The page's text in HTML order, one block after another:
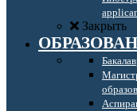
Закрыть